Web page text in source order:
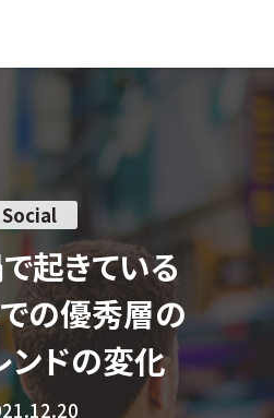
Insight
About us
求はこちら
い合わせ
Social
起きている
の優秀層の
ンドの変化